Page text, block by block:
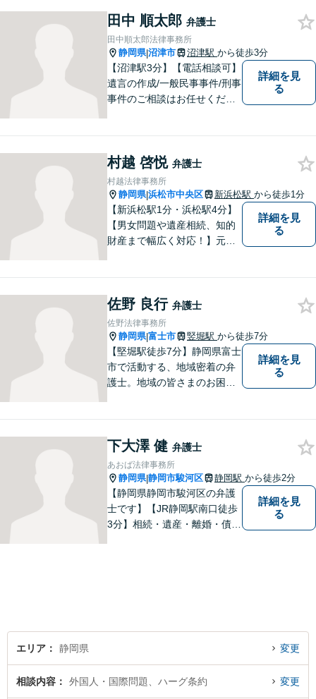
田中 順太郎 弁護士
田中順太郎法律事務所
静岡県|沼津市 沼津駅 から徒歩3分
【沼津駅3分】【電話相談可】
遺言の作成/一般民事事件/刑事
事件のご相談はお任せくださ
いたします。まずはお気軽に
ご相談ください。
詳細を見
る
村越 啓悦 弁護士
村越法律事務所
静岡県|浜松市中央区 新浜松駅 から徒歩1分
【新浜松駅1分・浜松駅4分】
【男女問題や遺産相続、知的
財産まで幅広く対応！】元裁
様との信頼関係を第一に、事
件解決を推敲してまいりま
す。
詳細を見
る
佐野 良行 弁護士
佐野法律事務所
静岡県|富士市 竪堀駅 から徒歩7分
【堅堀駅徒歩7分】静岡県富士
市で活動する、地域密着の弁
護士。地域の皆さまのお困り
問題に対応可能です。お気軽
にご相談ください。
詳細を見
る
下大澤 健 弁護士
あおば法律事務所
静岡県|静岡市駿河区 静岡駅 から徒歩2分
【静岡県静岡市駿河区の弁護
士です】【JR静岡駅南口徒歩
3分】相続・遺産・離婚・債務
い。
詳細を見
る
エリア 静岡県 変更
相談内容 外国人・国際問題、ハーグ条約 変更